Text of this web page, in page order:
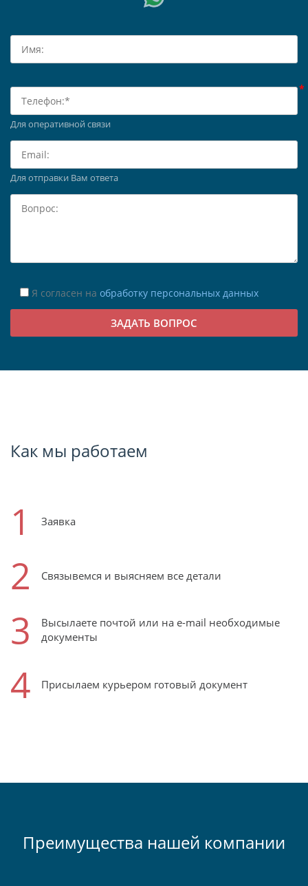
Для оперативной связи
Для отправки Вам ответа
Я согласен на обработку персональных данных
Как мы работаем
1 Заявка
2 Связывемся и выясняем все детали
3
Высылаете почтой или на e-mail необходимые
документы
4 Присылаем курьером готовый документ
Преимущества нашей компании